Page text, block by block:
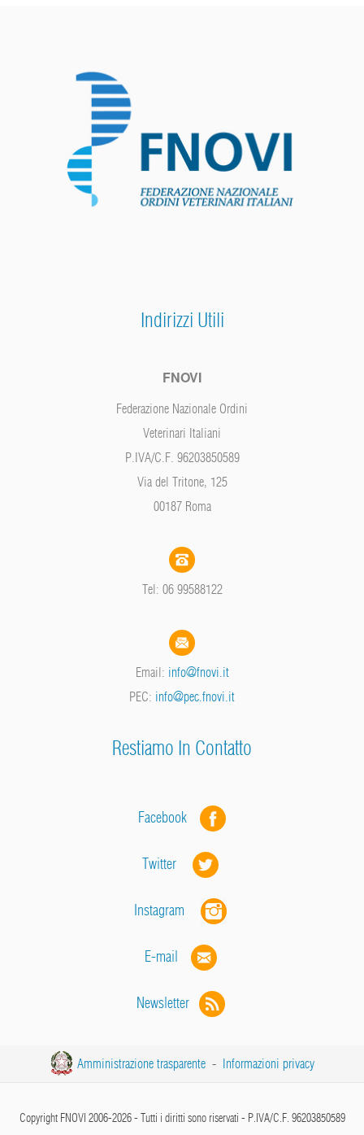
Indirizzi Utili
FNOVI
Federazione Nazionale Ordini
Veterinari Italiani
P.IVA/C.F. 96203850589
Via del Tritone, 125
00187 Roma
Tel: 06 99588122
Email: info@fnovi.it
PEC: info@pec.fnovi.it
Restiamo In Contatto
Facebook
Twitter
Instagram
E-mail
Newsletter
Amministrazione trasparente - Informazioni privacy
Copyright FNOVI 2006-2026 - Tutti i diritti sono riservati - P.IVA/C.F. 96203850589